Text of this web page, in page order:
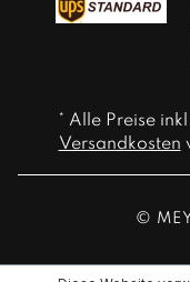
* Alle Preise
Versandkosten
©